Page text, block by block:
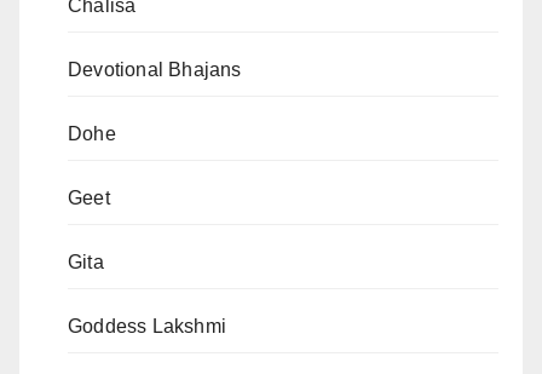
Chalisa
Devotional Bhajans
Dohe
Geet
Gita
Goddess Lakshmi